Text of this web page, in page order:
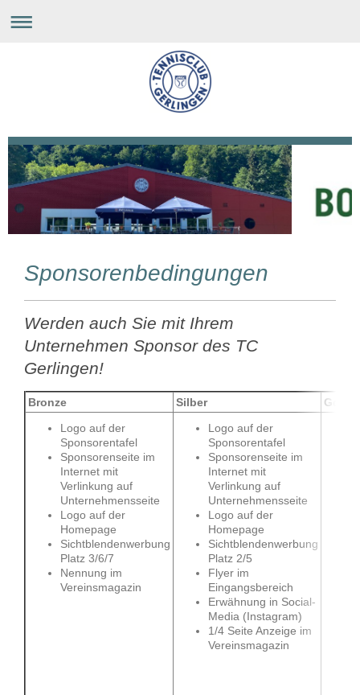
Sponsorenbedingungen
Werden auch Sie mit Ihrem
Unternehmen Sponsor des TC
Gerlingen!
Bronze Silber
Gold
Logo auf der
Sponsorentafel
Sponsorenseite im
Internet mit
Verlinkung auf
Unternehmensseite
Logo auf der
Homepage
Sichtblendenwerbung
Platz 3/6/7
Nennung im
Vereinsmagazin
Logo auf der
Sponsorentafel
Sponsorenseite im
Internet mit
Verlinkung auf
Unternehmensseite
Logo auf der
Homepage
Sichtblendenwerbung
Platz 2/5
Flyer im
Eingangsbereich
Erwähnung in Social-
Media (Instagram)
1/4 Seite Anzeige im
Vereinsmagazin